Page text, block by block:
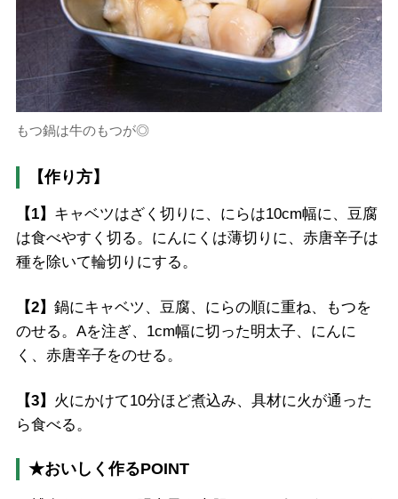
もつ鍋は牛のもつが◎
【作り方】
【1】 キャベツはざく切りに、にらは10cm幅に、豆腐
は食べやすく切る。にんにくは薄切りに、赤唐辛子は
種を除いて輪切りにする。
【2】 鍋にキャベツ、豆腐、にらの順に重ね、もつを
のせる。Aを注ぎ、1cm幅に切った明太子、にんに
く、赤唐辛子をのせる。
【3】 火にかけて10分ほど煮込み、具材に火が通った
ら食べる。
★おいしく作るPOINT